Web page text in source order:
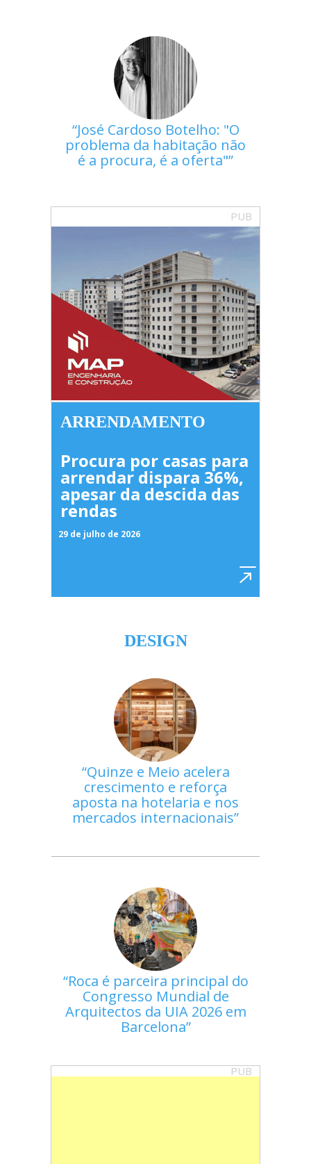
José Cardoso Botelho: "O
problema da habitação não
é a procura, é a oferta"
PUB
ARRENDAMENTO
Procura por casas para
arrendar dispara 36%,
apesar da descida das
rendas
29 de julho de 2026
DESIGN
Quinze e Meio acelera
crescimento e reforça
aposta na hotelaria e nos
mercados internacionais
Roca é parceira principal do
Congresso Mundial de
Arquitectos da UIA 2026 em
Barcelona
PUB